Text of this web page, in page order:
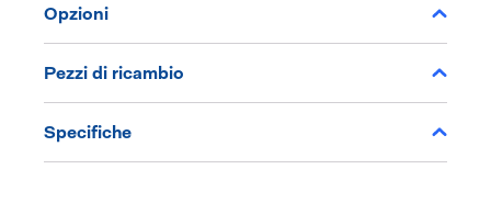
Opzioni
Pezzi di ricambio
Specifiche